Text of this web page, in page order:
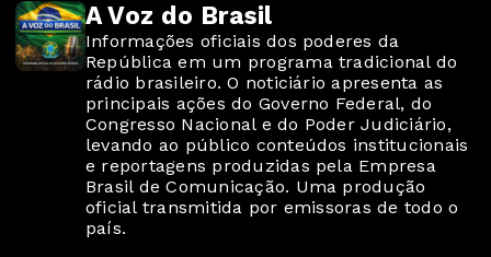
A Voz do Brasil
Informações oficiais dos poderes da
República em um programa tradicional do
rádio brasileiro. O noticiário apresenta as
principais ações do Governo Federal, do
Congresso Nacional e do Poder Judiciário,
levando ao público conteúdos institucionais
e reportagens produzidas pela Empresa
Brasil de Comunicação. Uma produção
oficial transmitida por emissoras de todo o
país.